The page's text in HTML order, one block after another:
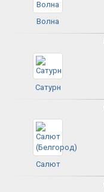
Волна
Сатурн
Салют